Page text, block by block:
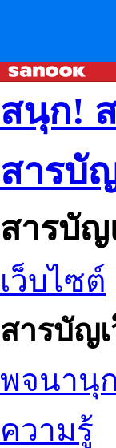
สนุก!
สารบั
สารบัญ
เว็บไซต์
สารบัญ
พจนานุ
ความรู้